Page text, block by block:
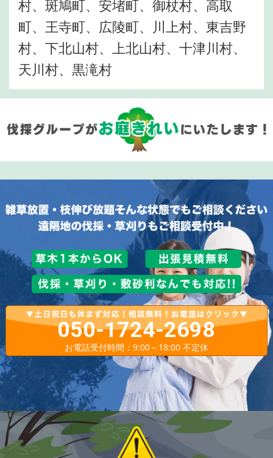
村、斑鳩町、安堵町、御杖村、高取
町、王寺町、広陵町、川上村、東吉野
村、下北山村、上北山村、十津川村、
天川村、黒滝村
050-1724-2698
お電話受付時間：9:00～18:00 不定休